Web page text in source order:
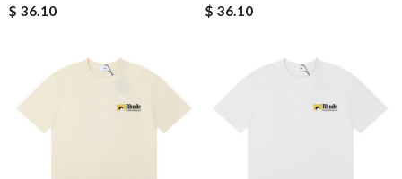
$ 36.10
$ 36.10